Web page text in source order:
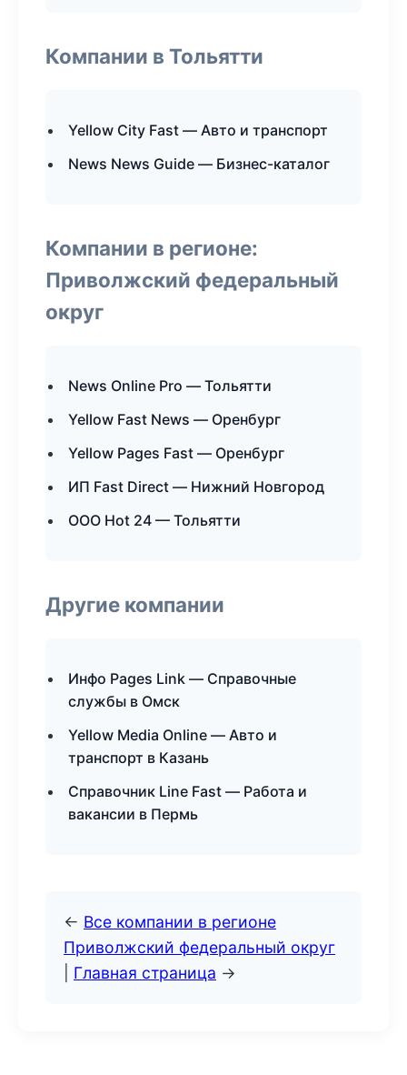
Компании в Тольятти
Yellow City Fast — Авто и транспорт
News News Guide — Бизнес-каталог
Компании в регионе:
Приволжский федеральный
округ
News Online Pro — Тольятти
Yellow Fast News — Оренбург
Yellow Pages Fast — Оренбург
ИП Fast Direct — Нижний Новгород
ООО Hot 24 — Тольятти
Другие компании
Инфо Pages Link — Справочные
службы в Омск
Yellow Media Online — Авто и
транспорт в Казань
Справочник Line Fast — Работа и
вакансии в Пермь
← Все компании в регионе
Приволжский федеральный округ
Главная страница →